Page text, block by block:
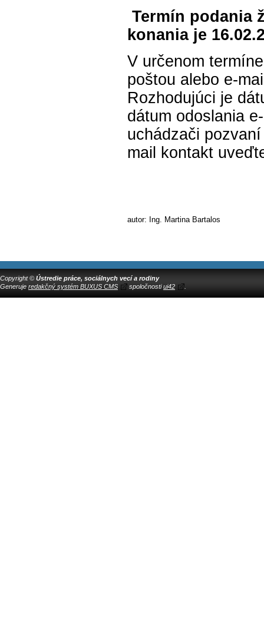
Termín podania
konania je
V určenom
poštou alebo e-
Rozhodujúci je
dátum odoslania
uchádzači
mail kontakt
autor: Ing. Martina Bartalos
Copyright © Ústredie práce, sociálnych vecí a rodiny
Generuje redakčný systém BUXUS CMS spoločnostiui42